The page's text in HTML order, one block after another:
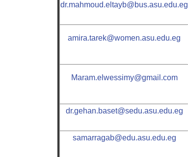
dr.mahmoud.eltayb@bus.asu.edu.eg
amira.tarek@women.asu.edu.eg
Maram.elwessimy@gmail.com
dr.gehan.baset@sedu.asu.edu.eg
samarragab@edu.asu.edu.eg